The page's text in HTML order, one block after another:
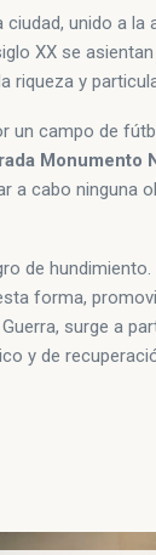
unido a la
XX se
riqueza y
un campo de
Monumento
a cabo ninguna
de
forma,
surge a
y de